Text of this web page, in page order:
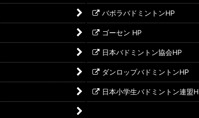
バボラバドミントンHP
ゴーセン HP
日本バドミントン協会HP
ダンロップバドミントンHP
日本小学生バドミントン連盟